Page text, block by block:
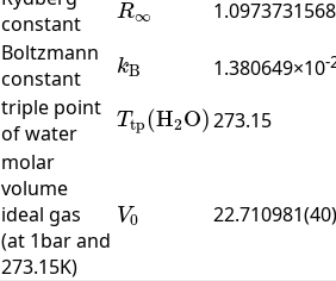
constant
R∞
Boltzmann
constant
kB
k 1.380649×10-
triple point
of water
Ttp(H2O)
Ttp(H 2O)273.15
molar
volume
ideal gas
(at 1bar and
273.15K)
V0
V0 22.710981(40)